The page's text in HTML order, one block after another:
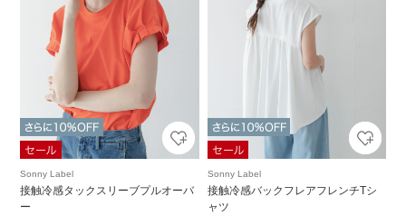
Sonny Label
接触冷感タックスリーブプルオーバ
ー
Sonny Label
接触冷感バックフレアフレンチTシ
ャツ